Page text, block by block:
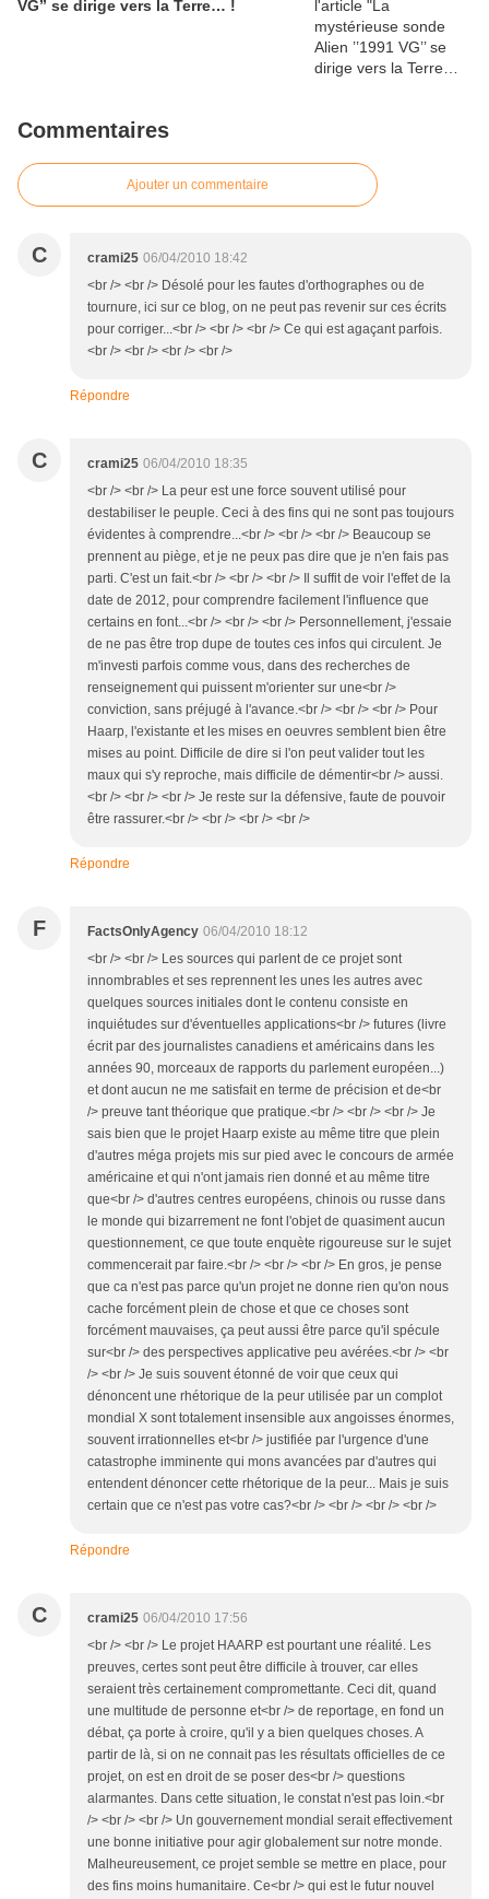
VG’’ se dirige vers la Terre… !
Commentaires
Ajouter un commentaire
C crami25 06/04/2010 18:42
<br /> <br /> Désolé pour les fautes d'orthographes ou de
tournure, ici sur ce blog, on ne peut pas revenir sur ces écrits
pour corriger...<br /> <br /> <br /> Ce qui est agaçant parfois.
<br /> <br /> <br /> <br />
Répondre
C crami25 06/04/2010 18:35
<br /> <br /> La peur est une force souvent utilisé pour
destabiliser le peuple. Ceci à des fins qui ne sont pas toujours
évidentes à comprendre...<br /> <br /> <br /> Beaucoup se
prennent au piège, et je ne peux pas dire que je n'en fais pas
parti. C'est un fait.<br /> <br /> <br /> Il suffit de voir l'effet de la
date de 2012, pour comprendre facilement l'influence que
certains en font...<br /> <br /> <br /> Personnellement, j'essaie
de ne pas être trop dupe de toutes ces infos qui circulent. Je
m'investi parfois comme vous, dans des recherches de
renseignement qui puissent m'orienter sur une<br />
conviction, sans préjugé à l'avance.<br /> <br /> <br /> Pour
Haarp, l'existante et les mises en oeuvres semblent bien être
mises au point. Difficile de dire si l'on peut valider tout les
maux qui s'y reproche, mais difficile de démentir<br /> aussi.
<br /> <br /> <br /> Je reste sur la défensive, faute de pouvoir
être rassurer.<br /> <br /> <br /> <br />
Répondre
F FactsOnlyAgency 06/04/2010 18:12
<br /> <br /> Les sources qui parlent de ce projet sont
innombrables et ses reprennent les unes les autres avec
quelques sources initiales dont le contenu consiste en
inquiétudes sur d'éventuelles applications<br /> futures (livre
écrit par des journalistes canadiens et américains dans les
années 90, morceaux de rapports du parlement européen...)
et dont aucun ne me satisfait en terme de précision et de<br
/> preuve tant théorique que pratique.<br /> <br /> <br /> Je
sais bien que le projet Haarp existe au même titre que plein
d'autres méga projets mis sur pied avec le concours de armée
américaine et qui n'ont jamais rien donné et au même titre
que<br /> d'autres centres européens, chinois ou russe dans
le monde qui bizarrement ne font l'objet de quasiment aucun
questionnement, ce que toute enquète rigoureuse sur le sujet
commencerait par faire.<br /> <br /> <br /> En gros, je pense
que ca n'est pas parce qu'un projet ne donne rien qu'on nous
cache forcément plein de chose et que ce choses sont
forcément mauvaises, ça peut aussi être parce qu'il spécule
sur<br /> des perspectives applicative peu avérées.<br /> <br
/> <br /> Je suis souvent étonné de voir que ceux qui
dénoncent une rhétorique de la peur utilisée par un complot
mondial X sont totalement insensible aux angoisses énormes,
souvent irrationnelles et<br /> justifiée par l'urgence d'une
catastrophe imminente qui mons avancées par d'autres qui
entendent dénoncer cette rhétorique de la peur... Mais je suis
certain que ce n'est pas votre cas?<br /> <br /> <br /> <br />
Répondre
C crami25 06/04/2010 17:56
<br /> <br /> Le projet HAARP est pourtant une réalité. Les
preuves, certes sont peut être difficile à trouver, car elles
seraient très certainement compromettante. Ceci dit, quand
une multitude de personne et<br /> de reportage, en fond un
débat, ça porte à croire, qu'il y a bien quelques choses. A
partir de là, si on ne connait pas les résultats officielles de ce
projet, on est en droit de se poser des<br /> questions
alarmantes. Dans cette situation, le constat n'est pas loin.<br
/> <br /> <br /> Un gouvernement mondial serait effectivement
une bonne initiative pour agir globalement sur notre monde.
Malheureusement, ce projet semble se mettre en place, pour
des fins moins humanitaire. Ce<br /> qui est le futur nouvel